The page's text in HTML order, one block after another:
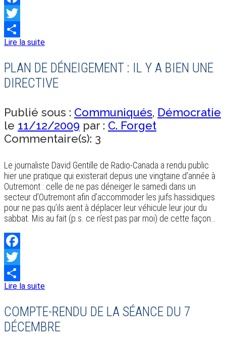
Facebook
Twitter
Share
Lire la suite
PLAN DE DÉNEIGEMENT : IL Y A BIEN UNE
DIRECTIVE
Publié sous : Communiqués, Démocratie
le 11/12/2009 par : C. Forget
Commentaire(s): 3
Le journaliste David Gentille de Radio-Canada a rendu public
hier une pratique qui existerait depuis une vingtaine d’année à
Outremont : celle de ne pas déneiger le samedi dans un
secteur d’Outremont afin d’accommoder les juifs hassidiques
pour ne pas qu’ils aient à déplacer leur véhicule leur jour du
sabbat. Mis au fait (p.s. ce n’est pas par moi) de cette façon…
Facebook
Twitter
Share
Lire la suite
COMPTE-RENDU DE LA SÉANCE DU 7
DÉCEMBRE